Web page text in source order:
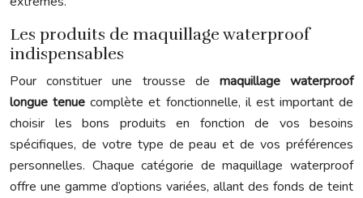
Les produits de maquillage waterproof
indispensables
Pour constituer une trousse de maquillage waterproof
longue tenuecomplète et fonctionnelle, il est important de
choisir les bons produits en fonction de vos besoins
spécifiques, de votre type de peau et de vos préférences
personnelles. Chaque catégorie de maquillage waterproof
offre une gamme d’options variées, allant des fonds de teint